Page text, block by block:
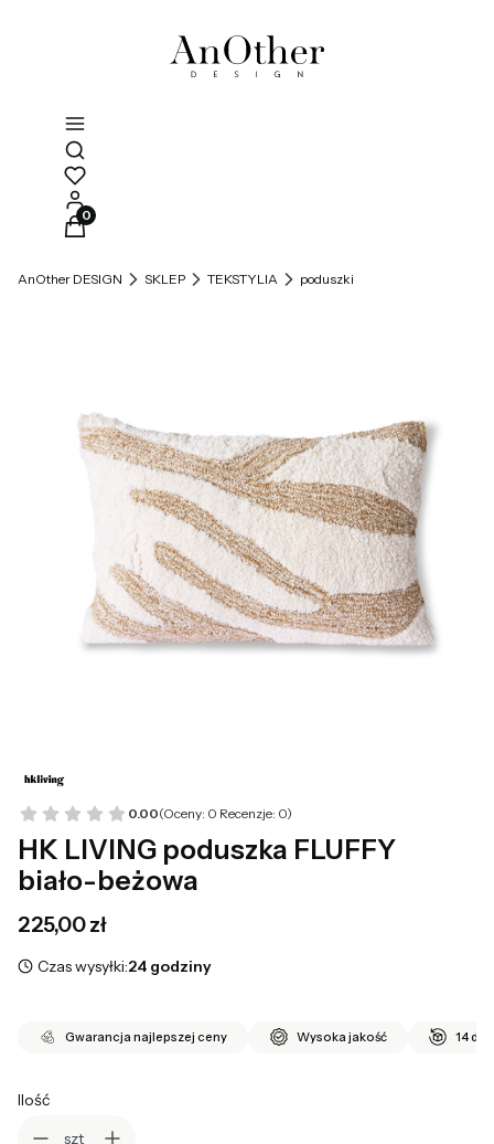
Otwórz wyszukiwarkę
Produkty w koszyku: 0. Zobacz szczegóły
AnOther DESIGN SKLEP TEKSTYLIA poduszki
0.00(Oceny: 0 Recenzje: 0)
HK LIVING poduszka FLUFFY
biało-beżowa
Cena
225,00 zł
Czas wysyłki:24 godziny
Gwarancja najlepszej ceny Wysoka jakość 14 dni
Ilość
szt